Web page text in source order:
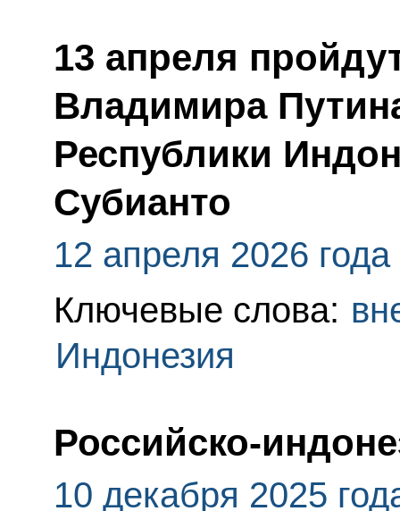
13 апреля
Владимира
Республики
Субианто
12 апреля 2026 года
Ключевые слова:
Индонезия
Российско-
10 декабря 2025